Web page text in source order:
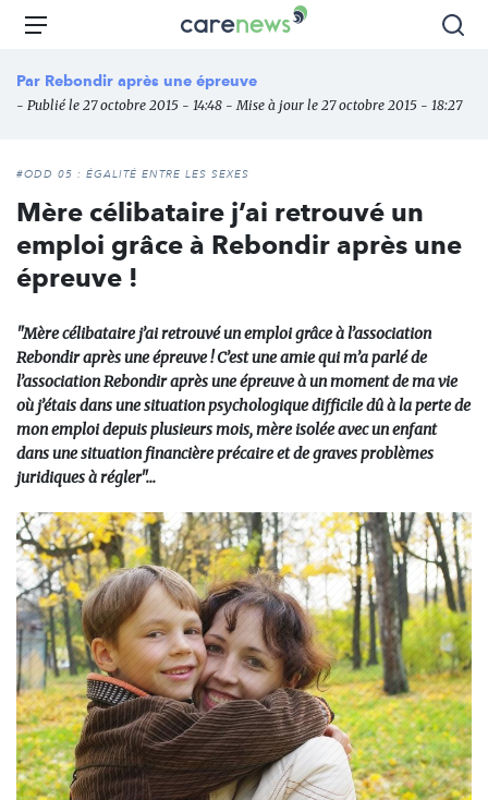
Aller
principal
Carenews,
média
des
l'engagement
Menu
Par Rebondir après une épreuve
- Publié le 27 octobre 2015 - 14:48 - Mise à jour le 27 octobre 2015 - 18:27
#ODD 05 : ÉGALITÉ ENTRE LES SEXES
Mère célibataire j’ai retrouvé un
emploi grâce à Rebondir après une
épreuve !
"Mère célibataire j’ai retrouvé un emploi grâce à l’association
Rebondir après une épreuve ! C’est une amie qui m’a parlé de
l’association Rebondir après une épreuve à un moment de ma vie
où j’étais dans une situation psychologique difficile dû à la perte de
mon emploi depuis plusieurs mois, mère isolée avec un enfant
dans une situation financière précaire et de graves problèmes
juridiques à régler"...